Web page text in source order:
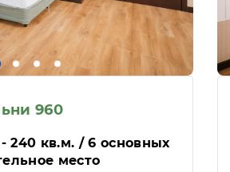
960
240 кв.м. / 6 основных
место